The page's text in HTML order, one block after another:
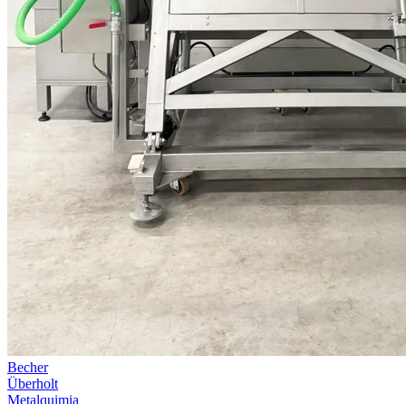
Becher
Überholt
Metalquimia